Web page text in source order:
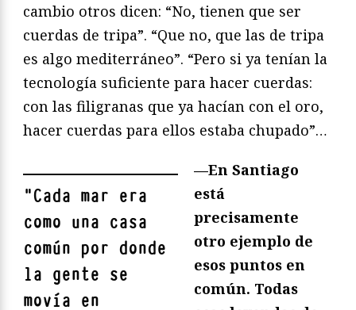
cambio otros dicen: “No, tienen que ser
cuerdas de tripa”. “Que no, que las de tripa
es algo mediterráneo”. “Pero si ya tenían la
tecnología suficiente para hacer cuerdas:
con las filigranas que ya hacían con el oro,
hacer cuerdas para ellos estaba chupado”…
"Cada mar era
como una casa
común por donde
la gente se
movía en
—En Santiago
está
precisamente
otro ejemplo de
esos puntos en
común. Todas